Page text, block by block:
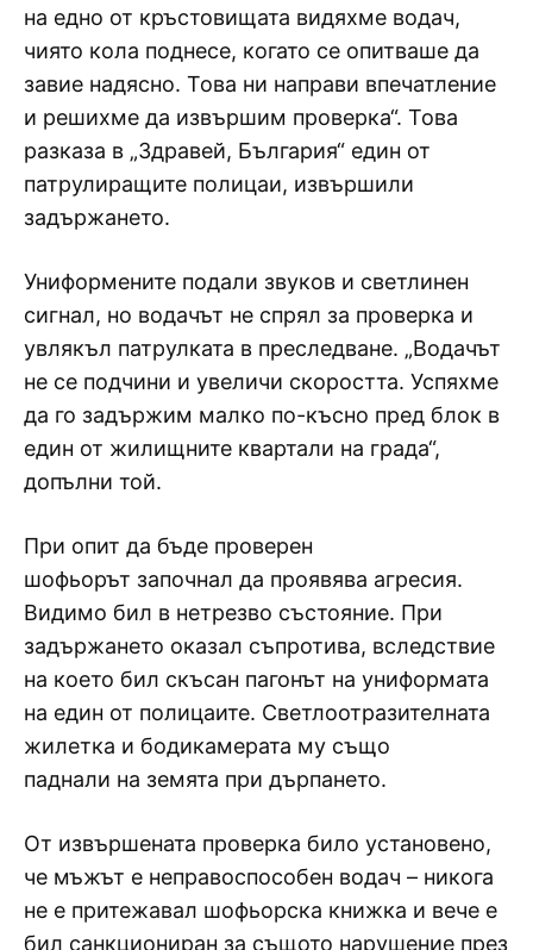
на едно от кръстовищата видяхме водач,
чиято кола поднесе, когато се опитваше да
завие надясно. Това ни направи впечатление
и решихме да извършим проверка“. Това
разказа в „Здравей, България“ един от
патрулиращите полицаи, извършили
задържането.
Униформените подали звуков и светлинен
сигнал, но водачът не спрял за проверка и
увлякъл патрулката в преследване. „Водачът
не се подчини и увеличи скоростта. Успяхме
да го задържим малко по-късно пред блок в
един от жилищните квартали на града“,
допълни той.
При опит да бъде проверен
шофьорът започнал да проявява агресия.
Видимо бил в нетрезво състояние. При
задържането оказал съпротива, вследствие
на което бил скъсан пагонът на униформата
на един от полицаите. Светлоотразителната
жилетка и бодикамерата му също
паднали на земята при дърпането.
От извършената проверка било установено,
че мъжът е неправоспособен водач – никога
не е притежавал шофьорска книжка и вече е
бил санкциониран за същото нарушение през